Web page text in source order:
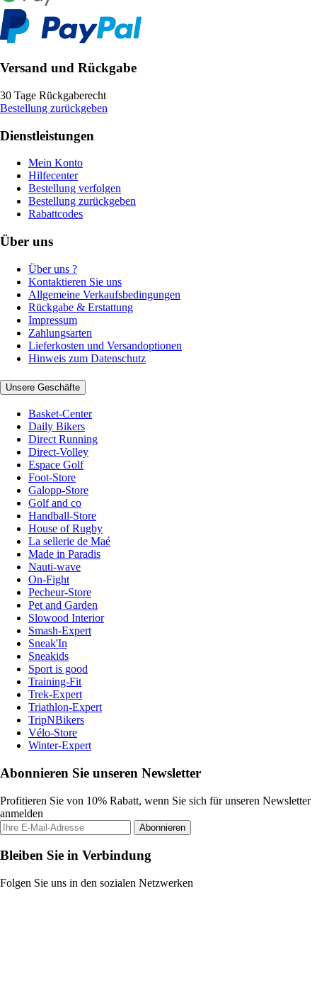
Versand und Rückgabe
30 Tage Rückgaberecht
Bestellung zurückgeben
Dienstleistungen
Mein Konto
Hilfecenter
Bestellung verfolgen
Bestellung zurückgeben
Rabattcodes
Über uns
Über uns ?
Kontaktieren Sie uns
Allgemeine Verkaufsbedingungen
Rückgabe & Erstattung
Impressum
Zahlungsarten
Lieferkosten und Versandoptionen
Hinweis zum Datenschutz
Unsere Geschäfte
Basket-Center
Daily Bikers
Direct Running
Direct-Volley
Espace Golf
Foot-Store
Galopp-Store
Golf and co
Handball-Store
House of Rugby
La sellerie de Maé
Made in Paradis
Nauti-wave
On-Fight
Pecheur-Store
Pet and Garden
Slowood Interior
Smash-Expert
Sneak'In
Sneakids
Sport is good
Training-Fit
Trek-Expert
Triathlon-Expert
TripNBikers
Vélo-Store
Winter-Expert
Abonnieren Sie unseren Newsletter
Profitieren Sie von 10% Rabatt, wenn Sie sich für unseren Newsletter
anmelden
Abonnieren
Bleiben Sie in Verbindung
Folgen Sie uns in den sozialen Netzwerken